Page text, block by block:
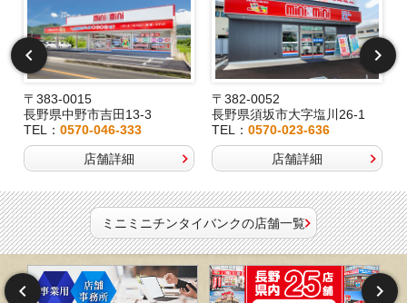
〒383-0015
長野県中野市吉田13-3
TEL： 0570-046-333
店舗詳細
〒382-0052
長野県須坂市大字塩川26-1
TEL：0570-023-636
店舗詳細
ミニミニチンタイバンクの店舗一覧